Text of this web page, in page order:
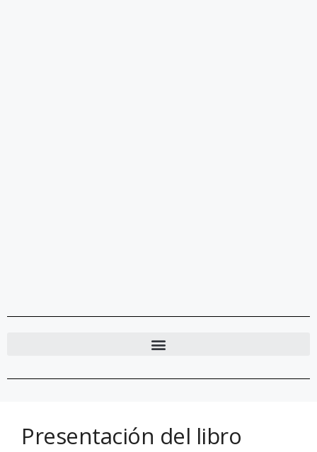
Presentación del libro